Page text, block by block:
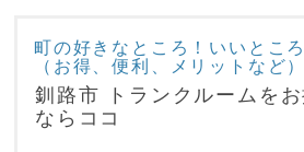
町の好きなところ！いいところ
（お得、便利、メリットなど）
釧路市 トランクルームをお
ならココ